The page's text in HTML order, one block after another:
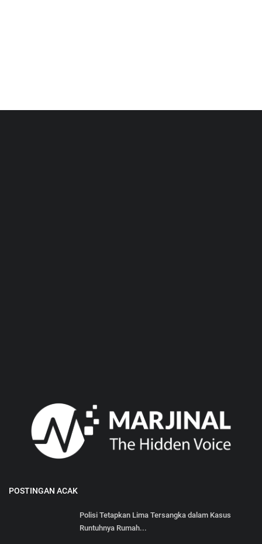
POSTINGAN ACAK
Polisi Tetapkan Lima Tersangka dalam Kasus
Runtuhnya Rumah...